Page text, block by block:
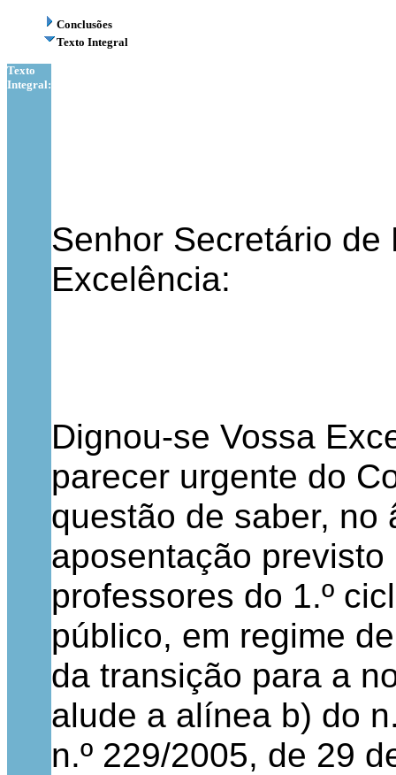
Conclusões
Texto Integral
Texto
Integral:
Senhor Secretário
Excelência:
Dignou-se Vossa
parecer urgente do
questão de saber, no
aposentação
professores do 1.º
público, em regime
da transição para a
alude a alínea b) do
n.º 229/2005, de 29